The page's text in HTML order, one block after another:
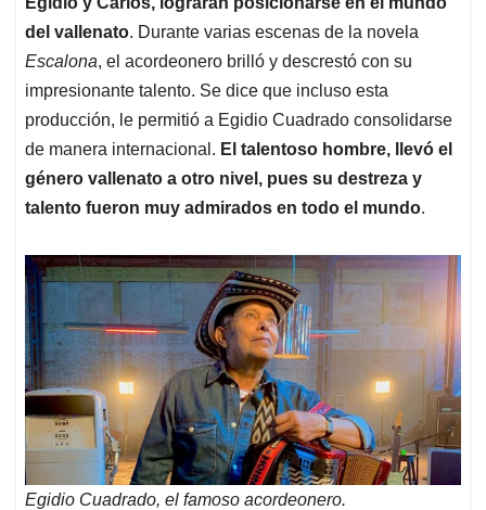
del vallenato. Durante varias escenas de la novela
Escalona, el acordeonero brilló y descrestó con su
impresionante talento. Se dice que incluso esta
producción, le permitió a Egidio Cuadrado consolidarse
de manera internacional. El talentoso hombre, llevó el
género vallenato a otro nivel, pues su destreza y
talento fueron muy admirados en todo el mundo.
Egidio Cuadrado, el famoso acordeonero.